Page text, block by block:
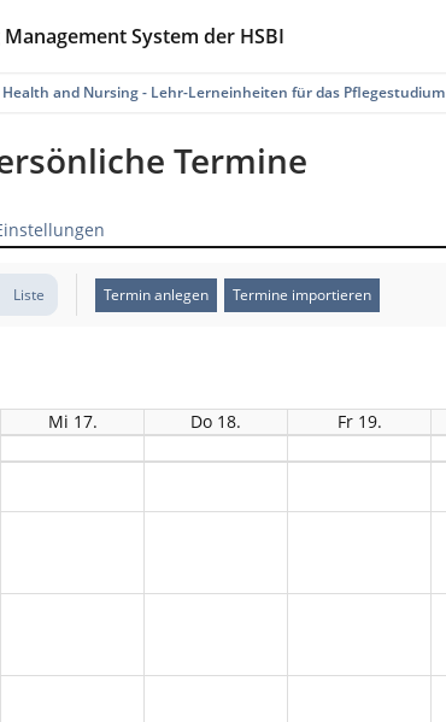
System der HSBI
Health and Nursing - Lehr-Lerneinheiten für das Pflegestudium
Termine
Liste Termin anlegen Termine importieren
Mi 17. Do 18. Fr 19.